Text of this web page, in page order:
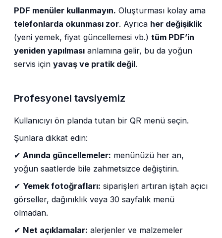
PDF menüler kullanmayın. Oluşturması kolay ama
telefonlarda okunması zor. Ayrıca her değişiklik
(yeni yemek, fiyat güncellemesi vb.) tüm PDF’in
yeniden yapılması anlamına gelir, bu da yoğun
servis için yavaş ve pratik değil.
Profesyonel tavsiyemiz
Kullanıcıyı ön planda tutan bir QR menü seçin.
Şunlara dikkat edin:
✔ Anında güncellemeler: menünüzü her an,
yoğun saatlerde bile zahmetsizce değiştirin.
✔ Yemek fotoğrafları: siparişleri artıran iştah açıcı
görseller, dağınıklık veya 30 sayfalık menü
olmadan.
✔ Net açıklamalar: alerjenler ve malzemeler